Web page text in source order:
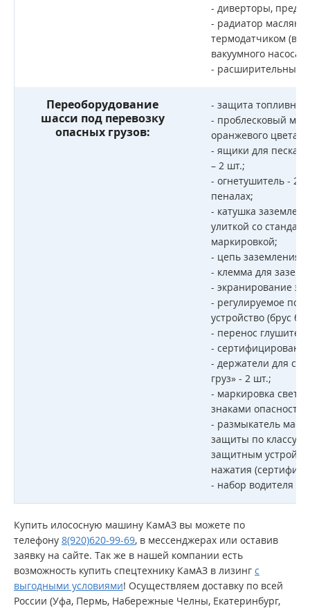
- диверторы,
- радиатор
термодатчиком (в
вакуумного насоса),
- расширительный
Переоборудование
шасси под перевозку
опасных грузов:
- защита
- проблесковый
оранжевого цвета;
- ящики для песка и
– 2 шт.;
- огнетушитель - 2
пеналах;
- катушка
улиткой со
маркировкой;
- цепь заземления;
- клемма для
- экранирование
- регулируемое по
устройство (брус
- перенос
-
- держатели для
груз» - 2 шт.;
- маркировка
знаками опасности;
- размыкатель
защиты по классу
защитным
нажатия
- набор водителя
Купить илососную машину КамАЗ вы можете по
телефону 8(920)620-99-69, в мессенджерах или оставив
заявку на сайте. Так же в нашей компании есть
возможность купить спецтехнику КамАЗ в лизинг с
выгодными условиями! Осуществляем доставку по всей
России (Уфа, Пермь, Набережные Челны, Екатеринбург,